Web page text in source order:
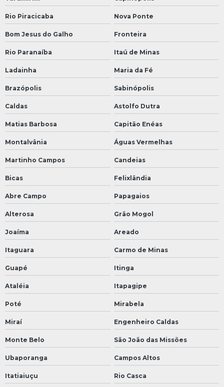
Rio Piracicaba Nova Ponte
Bom Jesus do Galho Fronteira
Rio Paranaíba Itaú de Minas
Ladainha Maria da Fé
Brazópolis Sabinópolis
Caldas Astolfo Dutra
Matias Barbosa Capitão Enéas
Montalvânia Águas Vermelhas
Martinho Campos Candeias
Bicas Felixlândia
Abre Campo Papagaios
Alterosa Grão Mogol
Joaíma Areado
Itaguara Carmo de Minas
Guapé Itinga
Ataléia Itapagipe
Poté Mirabela
Miraí Engenheiro Caldas
Monte Belo São João das Missões
Ubaporanga Campos Altos
Itatiaiuçu Rio Casca